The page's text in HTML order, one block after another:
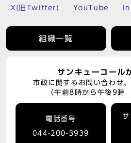
X(旧Twitter) YouTube
組織一覧
サンキューコール
市政に関するお問い合わせ
（午前8時から午後9時
電話番号
044-200-3939